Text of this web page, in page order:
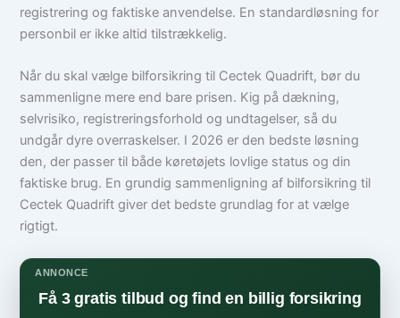
registrering og faktiske anvendelse. En standardløsning for
personbil er ikke altid tilstrækkelig.
Når du skal vælge bilforsikring til Cectek Quadrift, bør du
sammenligne mere end bare prisen. Kig på dækning,
selvrisiko, registreringsforhold og undtagelser, så du
undgår dyre overraskelser. I 2026 er den bedste løsning
den, der passer til både køretøjets lovlige status og din
faktiske brug. En grundig sammenligning af bilforsikring til
Cectek Quadrift giver det bedste grundlag for at vælge
rigtigt.
ANNONCE
Få 3 gratis tilbud og find en billig forsikring